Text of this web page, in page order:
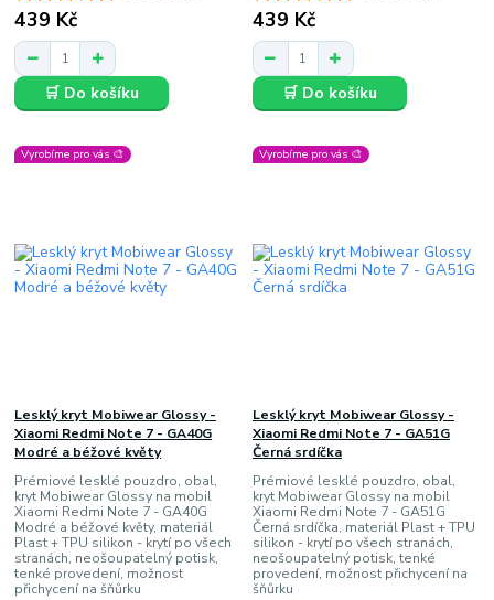
439 Kč
🛒 Do košíku
439 Kč
🛒 Do košíku
Vyrobíme pro vás 🎨
Lesklý kryt Mobiwear Glossy -
Xiaomi Redmi Note 7 - GA40G
Modré a béžové květy
Prémiové lesklé pouzdro, obal,
kryt Mobiwear Glossy na mobil
Xiaomi Redmi Note 7 - GA40G
Modré a béžové květy, materiál
Plast + TPU silikon - krytí po všech
stranách, neošoupatelný potisk,
tenké provedení, možnost
přichycení na šňůrku
Vyrobíme pro vás 🎨
Lesklý kryt Mobiwear Glossy -
Xiaomi Redmi Note 7 - GA51G
Černá srdíčka
Prémiové lesklé pouzdro, obal,
kryt Mobiwear Glossy na mobil
Xiaomi Redmi Note 7 - GA51G
Černá srdíčka, materiál Plast + TPU
silikon - krytí po všech stranách,
neošoupatelný potisk, tenké
provedení, možnost přichycení na
šňůrku